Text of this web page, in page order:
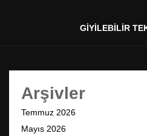
GIYILEBILIR
Arşivler
Temmuz 2026
Mayıs 2026